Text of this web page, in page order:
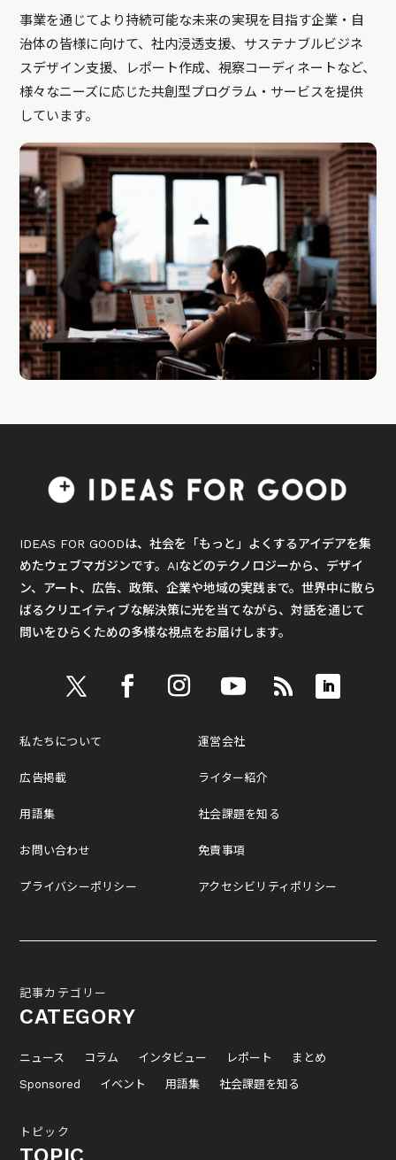
事業を通じてより持続可能な未来の実現を目指す企業・自
治体の皆様に向けて、社内浸透支援、サステナブルビジネ
スデザイン支援、レポート作成、視察コーディネートなど、
様々なニーズに応じた共創型プログラム・サービスを提供
しています。
IDEAS FOR GOODは、社会を「もっと」よくするアイデアを集
めたウェブマガジンです。AIなどのテクノロジーから、デザイ
ン、アート、広告、政策、企業や地域の実践まで。世界中に散ら
ばるクリエイティブな解決策に光を当てながら、対話を通じて
問いをひらくための多様な視点をお届けします。
私たちについて
広告掲載
用語集
お問い合わせ
プライバシーポリシー
運営会社
ライター紹介
社会課題を知る
免責事項
アクセシビリティポリシー
記事カテゴリー
CATEGORY
ニュース コラム インタビュー レポート
まとめ
Sponsored
イベント 用語集 社会課題を知る
トピック